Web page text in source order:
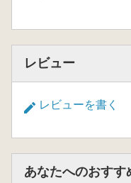
レビュー
レビューを書く
あなたへのおすす